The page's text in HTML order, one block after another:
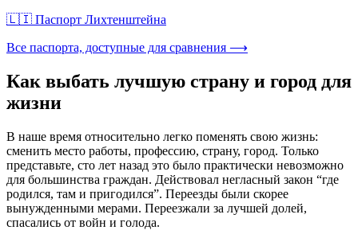
🇱🇮 Паспорт Лихтенштейна
Все паспорта, доступные для сравнения ⟶
Как выбать лучшую страну и город для
жизни
В наше время относительно легко поменять свою жизнь:
сменить место работы, профессию, страну, город. Только
представьте, сто лет назад это было практически невозможно
для большинства граждан. Действовал негласный закон “где
родился, там и пригодился”. Переезды были скорее
вынужденными мерами. Переезжали за лучшей долей,
спасались от войн и голода.